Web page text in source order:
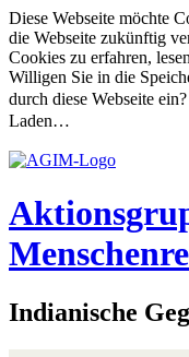
Diese Webseite möchte
die Webseite zukünftig
Cookies zu erfahren,
Willigen Sie in die
durch diese Webseite ein?
Laden…
Indianische